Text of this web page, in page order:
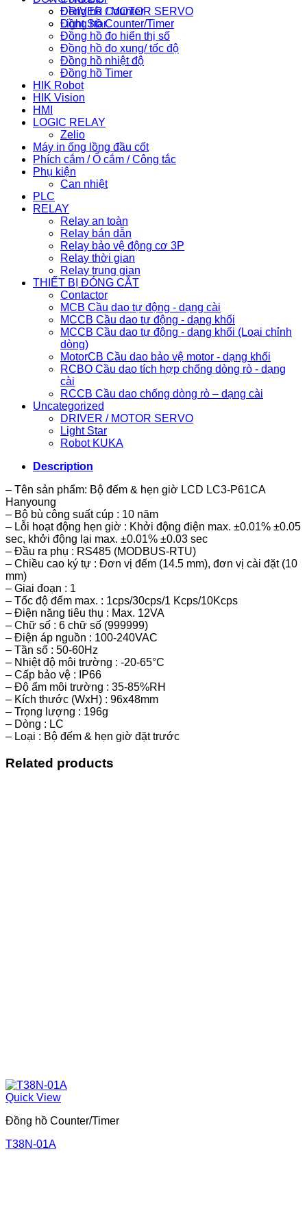
DRIVER / MOTOR SERVO
Light Star
Đồng hồ Counter
Đồng hồ Counter/Timer
Đồng hồ đo hiển thị số
Đồng hồ đo xung/ tốc độ
Đồng hồ nhiệt độ
Đồng hồ Timer
HIK Robot
HIK Vision
HMI
LOGIC RELAY
Zelio
Máy in ống lồng đầu cốt
Phích cắm / Ổ cắm / Công tắc
Phụ kiện
Can nhiệt
PLC
RELAY
Relay an toàn
Relay bán dẫn
Relay bảo vệ động cơ 3P
Relay thời gian
Relay trung gian
THIẾT BỊ ĐÓNG CẮT
Contactor
MCB Cầu dao tự động - dạng cài
MCCB Cầu dao tự động - dạng khối
MCCB Cầu dao tự động - dạng khối (Loại chỉnh
dòng)
MotorCB Cầu dao bảo vệ motor - dạng khối
RCBO Cầu dao tích hợp chống dòng rò - dạng
cài
RCCB Cầu dao chống dòng rò – dạng cài
Uncategorized
DRIVER / MOTOR SERVO
Light Star
Robot KUKA
Description
– Tên sản phẩm: Bộ đếm & hẹn giờ LCD LC3-P61CA
Hanyoung
– Bộ bù công suất cúp : 10 năm
– Lỗi hoạt động hẹn giờ : Khởi động điện max. ±0.01% ±0.05
sec, khởi động lại max. ±0.01% ±0.03 sec
– Đầu ra phụ : RS485 (MODBUS-RTU)
– Chiều cao ký tự : Đơn vị đếm (14.5 mm), đơn vị cài đặt (10
mm)
– Giai đoạn : 1
– Tốc độ đếm max. : 1cps/30cps/1 Kcps/10Kcps
– Điện năng tiêu thụ : Max. 12VA
– Chữ số : 6 chữ số (999999)
– Điện áp nguồn : 100-240VAC
– Tần số : 50-60Hz
– Nhiệt độ môi trường : -20-65°C
– Cấp bảo vệ : IP66
– Độ ẩm môi trường : 35-85%RH
– Kích thước (WxH) : 96x48mm
– Trọng lượng : 196g
– Dòng : LC
– Loại : Bộ đếm & hẹn giờ đặt trước
Related products
Quick View
Đồng hồ Counter/Timer
T38N-01A